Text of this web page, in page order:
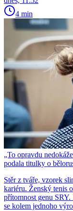
4 min
„To opravdu
podala titulky o
Stěr z tváře, vzorek
kariéru. Ženský tenis
přítomnost genu
se kolem jednoho